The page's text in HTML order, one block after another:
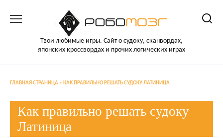
Твои любимые игры. Сайт о судоку, сканвордах,
японских кроссвордах и прочих логических играх
ГЛАВНАЯ СТРАНИЦА » КАК ПРАВИЛЬНО РЕШАТЬ СУДОКУ ЛАТИНИЦА
Как правильно решать судоку
Латиница